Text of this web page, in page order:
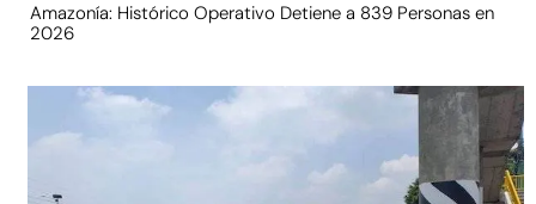
Amazonía: Histórico Operativo Detiene a 839 Personas en
2026